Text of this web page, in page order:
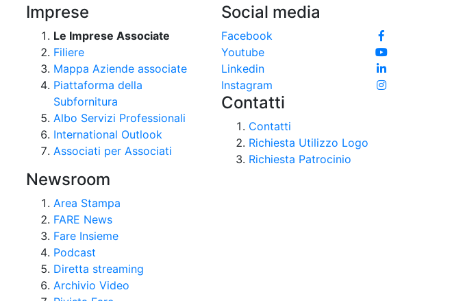
Imprese
Le Imprese Associate
Filiere
Mappa Aziende associate
Piattaforma della
Subfornitura
Albo Servizi Professionali
International Outlook
Associati per Associati
Newsroom
Area Stampa
FARE News
Fare Insieme
Podcast
Diretta streaming
Archivio Video
Social media
Facebook
Youtube
Linkedin
Instagram
Contatti
Contatti
Richiesta Utilizzo Logo
Richiesta Patrocinio